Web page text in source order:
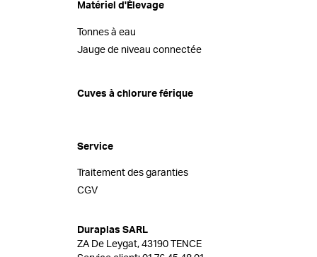
Matériel d'Élevage
Tonnes à eau
Jauge de niveau connectée
Cuves à chlorure férique
Service
Traitement des garanties
CGV
Duraplas SARL
ZA De Leygat, 43190 TENCE